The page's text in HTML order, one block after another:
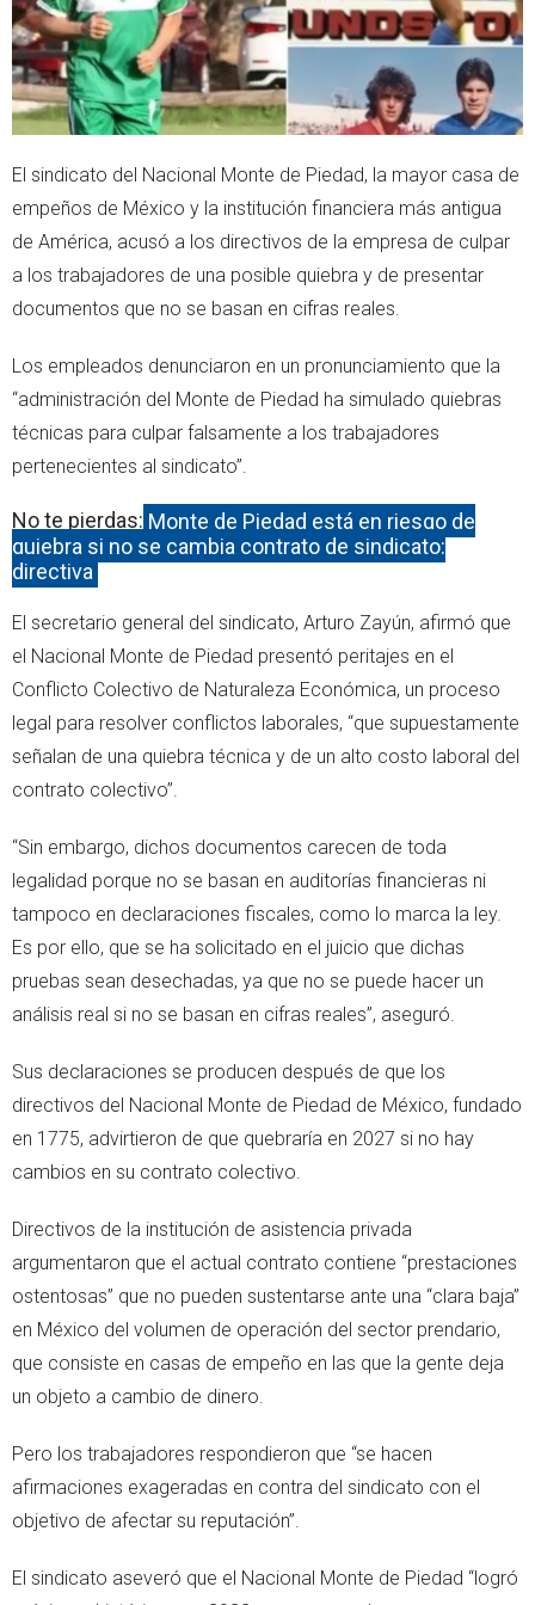
El sindicato del Nacional Monte de Piedad, la mayor casa de
empeños de México y la institución financiera más antigua
de América, acusó a los directivos de la empresa de culpar
a los trabajadores de una posible quiebra y de presentar
documentos que no se basan en cifras reales.
Los empleados denunciaron en un pronunciamiento que la
“administración del Monte de Piedad ha simulado quiebras
técnicas para culpar falsamente a los trabajadores
pertenecientes al sindicato”.
No te pierdas: Monte de Piedad está en riesgo de
quiebra si no se cambia contrato de sindicato:
directiva
El secretario general del sindicato, Arturo Zayún, afirmó que
el Nacional Monte de Piedad presentó peritajes en el
Conflicto Colectivo de Naturaleza Económica, un proceso
legal para resolver conflictos laborales, “que supuestamente
señalan de una quiebra técnica y de un alto costo laboral del
contrato colectivo”.
“Sin embargo, dichos documentos carecen de toda
legalidad porque no se basan en auditorías financieras ni
tampoco en declaraciones fiscales, como lo marca la ley.
Es por ello, que se ha solicitado en el juicio que dichas
pruebas sean desechadas, ya que no se puede hacer un
análisis real si no se basan en cifras reales”, aseguró.
Sus declaraciones se producen después de que los
directivos del Nacional Monte de Piedad de México, fundado
en 1775, advirtieron de que quebraría en 2027 si no hay
cambios en su contrato colectivo.
Directivos de la institución de asistencia privada
argumentaron que el actual contrato contiene “prestaciones
ostentosas” que no pueden sustentarse ante una “clara baja”
en México del volumen de operación del sector prendario,
que consiste en casas de empeño en las que la gente deja
un objeto a cambio de dinero.
Pero los trabajadores respondieron que “se hacen
afirmaciones exageradas en contra del sindicato con el
objetivo de afectar su reputación”.
El sindicato aseveró que el Nacional Monte de Piedad “logró